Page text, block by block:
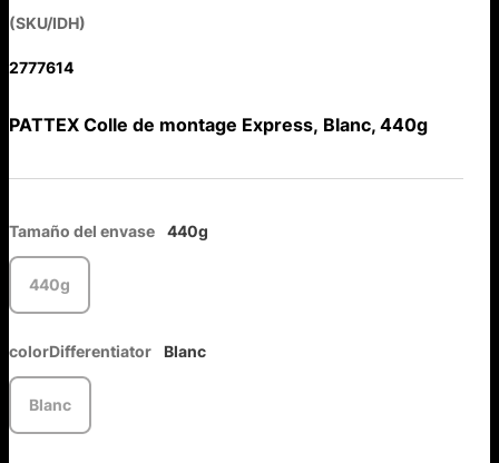
(SKU/IDH)
2777614
PATTEX Colle de montage Express, Blanc, 440g
Tamaño del envase 440g
440g
colorDifferentiator Blanc
Blanc